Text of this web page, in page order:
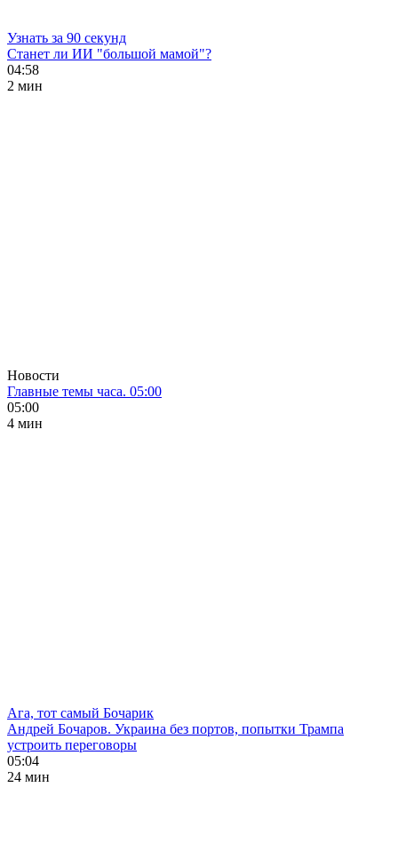
Узнать за 90 секунд
Станет ли ИИ "большой мамой"?
04:58
2 мин
Новости
Главные темы часа. 05:00
05:00
4 мин
Ага, тот самый Бочарик
Андрей Бочаров. Украина без портов, попытки Трампа
устроить переговоры
05:04
24 мин